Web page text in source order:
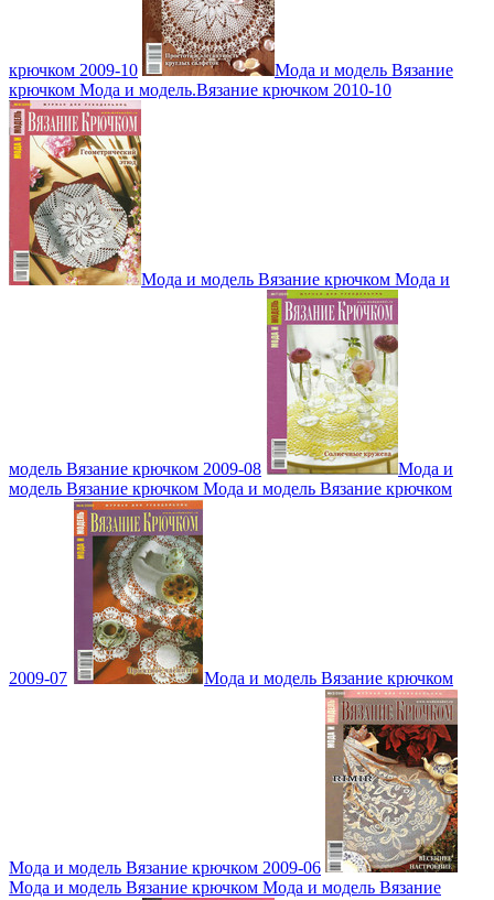
крючком 2009-10
Мода и модель Вязание
крючком Мода и модель.Вязание крючком 2010-10
Мода и модель Вязание крючком Мода и
модель Вязание крючком 2009-08
Мода и
модель Вязание крючком Мода и модель Вязание крючком
2009-07 Мода и модель Вязание крючком
Мода и модель Вязание крючком 2009-06
Мода и модель Вязание крючком Мода и модель Вязание